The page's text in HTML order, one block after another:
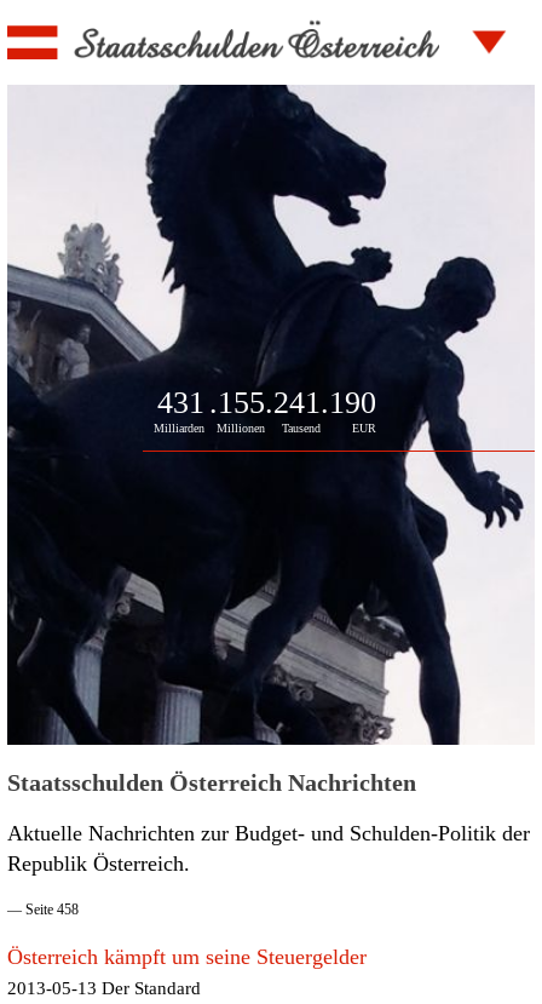
.190
EUR
.241
Tausend
.155
Millionen
431
Milliarden
Staatsschulden Österreich Nachrichten
Aktuelle Nachrichten zur Budget- und Schulden-Politik der
Republik Österreich.
— Seite 458
Österreich kämpft um seine Steuergelder
2013-05-13 Der Standard